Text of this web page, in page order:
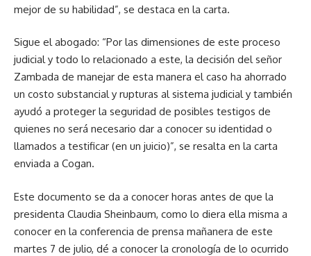
mejor de su habilidad”, se destaca en la carta.
Sigue el abogado: “Por las dimensiones de este proceso
judicial y todo lo relacionado a este, la decisión del señor
Zambada de manejar de esta manera el caso ha ahorrado
un costo substancial y rupturas al sistema judicial y también
ayudó a proteger la seguridad de posibles testigos de
quienes no será necesario dar a conocer su identidad o
llamados a testificar (en un juicio)”, se resalta en la carta
enviada a Cogan.
Este documento se da a conocer horas antes de que la
presidenta Claudia Sheinbaum, como lo diera ella misma a
conocer en la conferencia de prensa mañanera de este
martes 7 de julio, dé a conocer la cronología de lo ocurrido